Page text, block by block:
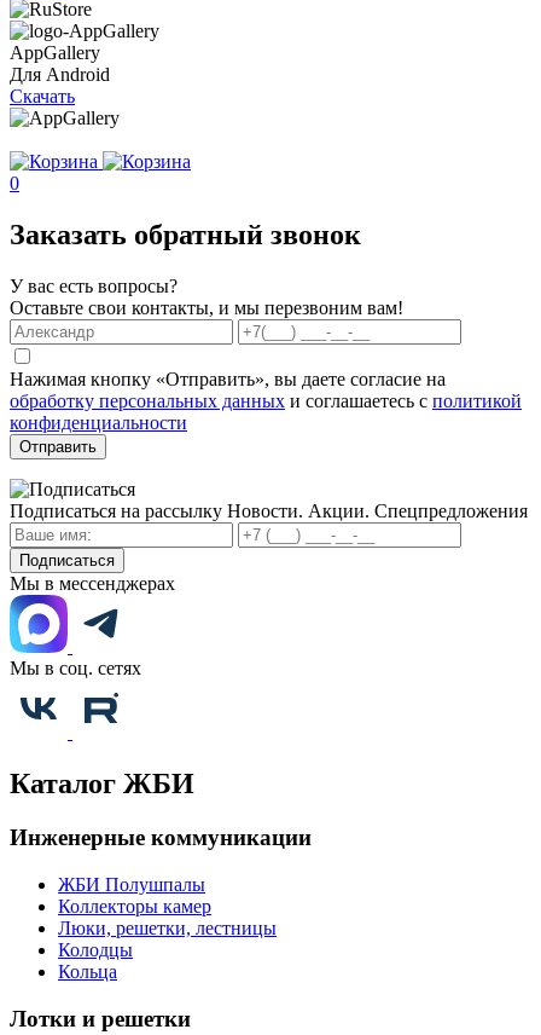
AppGallery
Для Android
Скачать
0
Заказать обратный звонок
У вас есть вопросы?
Оставьте свои контакты, и мы перезвоним вам!
Нажимая кнопку «Отправить», вы даете согласие на
обработку персональных данных и соглашаетесь с политикой
конфиденциальности
Отправить
Подписаться на рассылку Новости. Акции. Спецпредложения
Подписаться
Мы в мессенджерах
Мы в соц. сетях
Каталог ЖБИ
Инженерные коммуникации
ЖБИ Полушпалы
Коллекторы камер
Люки, решетки, лестницы
Колодцы
Кольца
Лотки и решетки